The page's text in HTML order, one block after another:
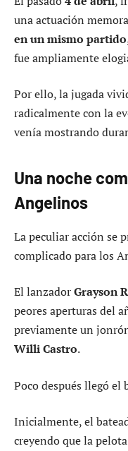
una actuación
en un mismo partido
fue ampliamente
Por ello, la jugada
radicalmente con la
venía mostrando
Una noche
Angelinos
La peculiar acción se
complicado para los
El lanzadorGrayson
peores aperturas del
previamente un
Willi Castro.
Poco después llegó el
Inicialmente, el
creyendo que la